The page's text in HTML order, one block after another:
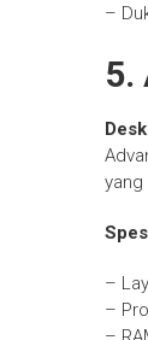
–
5.
yang
–
–